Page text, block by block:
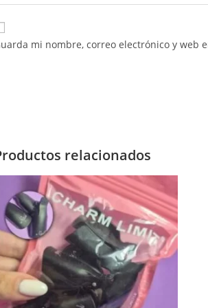
mi nombre, correo electrónico y web
relacionados